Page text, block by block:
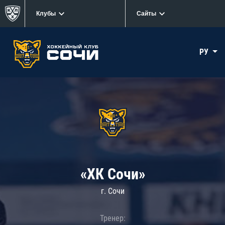
Клубы Сайты
РУ
«ХК Сочи»
г. Сочи
Тренер: